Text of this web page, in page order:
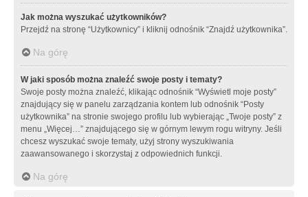
Jak można wyszukać użytkowników?
Przejdź na stronę “Użytkownicy” i kliknij odnośnik “Znajdź użytkownika”.
Na górę
W jaki sposób można znaleźć swoje posty i tematy?
Swoje posty można znaleźć, klikając odnośnik “Wyświetl moje posty”
znajdujący się w panelu zarządzania kontem lub odnośnik “Posty
użytkownika” na stronie swojego profilu lub wybierając „Twoje posty” z
menu „Więcej…” znajdującego się w górnym lewym rogu witryny. Jeśli
chcesz wyszukać swoje tematy, użyj strony wyszukiwania
zaawansowanego i skorzystaj z odpowiednich funkcji.
Na górę